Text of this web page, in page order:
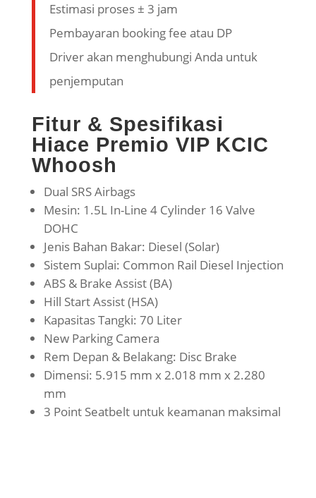
Estimasi proses ± 3 jam
Pembayaran booking fee atau DP
Driver akan menghubungi Anda untuk
penjemputan
Fitur & Spesifikasi
Hiace Premio VIP KCIC
Whoosh
Dual SRS Airbags
Mesin: 1.5L In-Line 4 Cylinder 16 Valve
DOHC
Jenis Bahan Bakar: Diesel (Solar)
Sistem Suplai: Common Rail Diesel Injection
ABS & Brake Assist (BA)
Hill Start Assist (HSA)
Kapasitas Tangki: 70 Liter
New Parking Camera
Rem Depan & Belakang: Disc Brake
Dimensi: 5.915 mm x 2.018 mm x 2.280
mm
3 Point Seatbelt untuk keamanan maksimal